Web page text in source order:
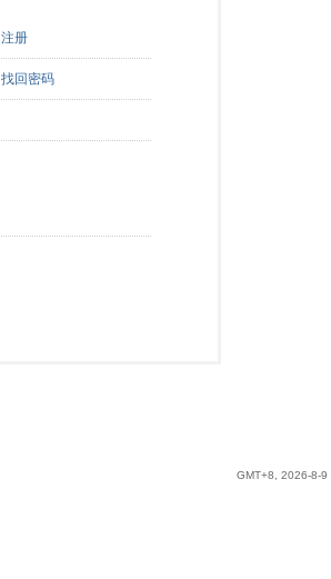
注册
找回密码
GMT+8, 2026-8-9